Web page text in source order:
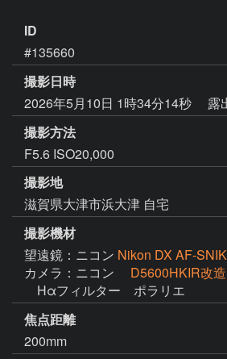
ID
#135660
撮影日時
2026年5月10日 1時34分14秒
露
撮影方法
F5.6 ISO20,000
撮影地
滋賀県大津市浜大津 自宅
撮影機材
望遠鏡：ニコン Nikon DX AF-
カメラ：ニコン
D5600HKIR改造
Hαフィルター　ポラリエ
焦点距離
200mm